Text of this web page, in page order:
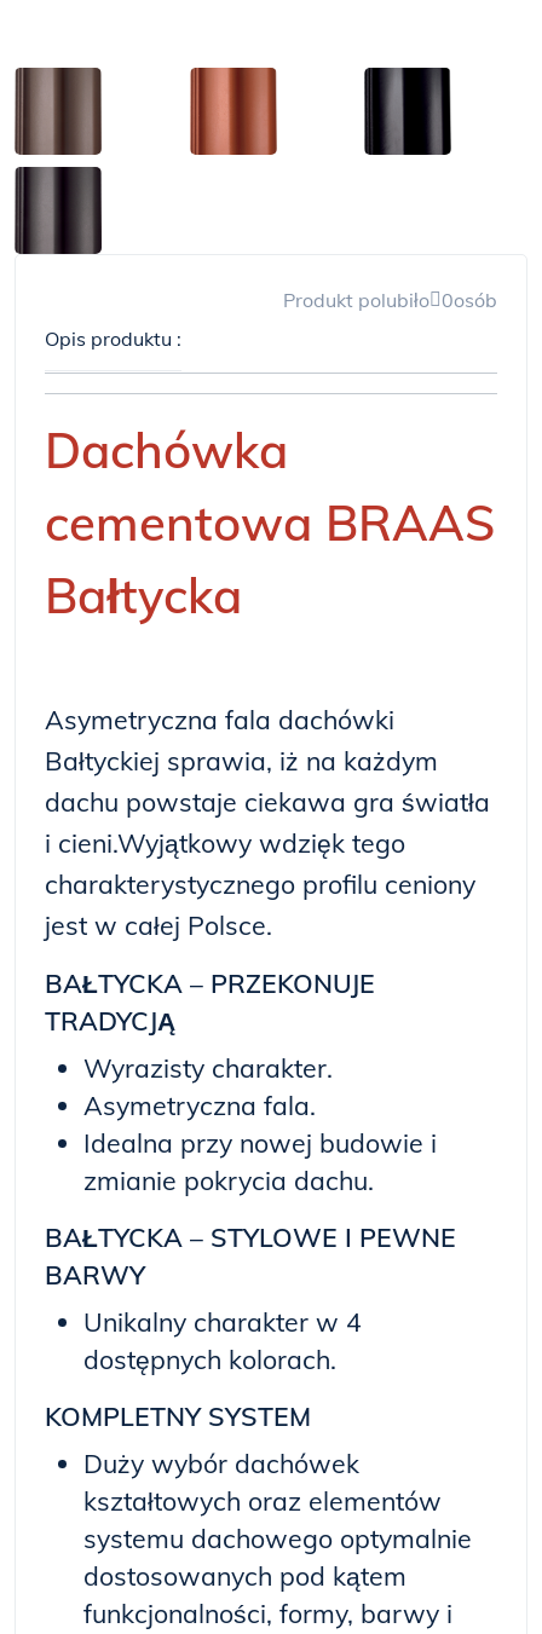
Produkt polubiło 0osób
Opis produktu :
Dachówka
cementowa BRAAS
Bałtycka
Asymetryczna fala dachówki
Bałtyckiej sprawia, iż na każdym
dachu powstaje ciekawa gra światła
i cieni.Wyjątkowy wdzięk tego
charakterystycznego profilu ceniony
jest w całej Polsce.
BAŁTYCKA – PRZEKONUJE
TRADYCJĄ
Wyrazisty charakter.
Asymetryczna fala.
Idealna przy nowej budowie i
zmianie pokrycia dachu.
BAŁTYCKA – STYLOWE I PEWNE
BARWY
Unikalny charakter w 4
dostępnych kolorach.
KOMPLETNY SYSTEM
Duży wybór dachówek
kształtowych oraz elementów
systemu dachowego optymalnie
dostosowanych pod kątem
funkcjonalności, formy, barwy i